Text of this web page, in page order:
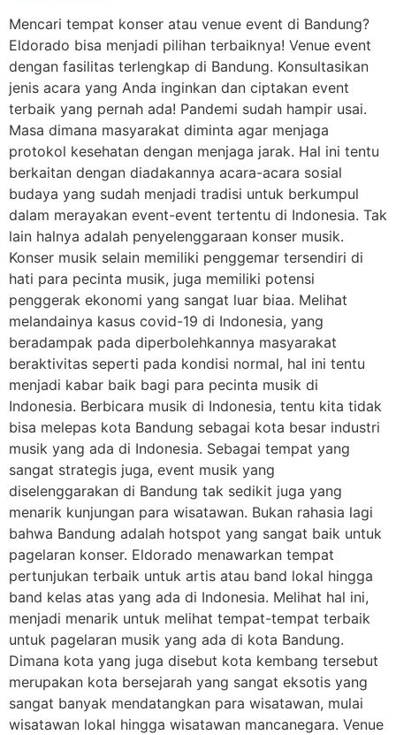
Mencari tempat konser atau venue event di Bandung?
Eldorado bisa menjadi pilihan terbaiknya! Venue event
dengan fasilitas terlengkap di Bandung. Konsultasikan
jenis acara yang Anda inginkan dan ciptakan event
terbaik yang pernah ada! Pandemi sudah hampir usai.
Masa dimana masyarakat diminta agar menjaga
protokol kesehatan dengan menjaga jarak. Hal ini tentu
berkaitan dengan diadakannya acara-acara sosial
budaya yang sudah menjadi tradisi untuk berkumpul
dalam merayakan event-event tertentu di Indonesia. Tak
lain halnya adalah penyelenggaraan konser musik.
Konser musik selain memiliki penggemar tersendiri di
hati para pecinta musik, juga memiliki potensi
penggerak ekonomi yang sangat luar biaa. Melihat
melandainya kasus covid-19 di Indonesia, yang
beradampak pada diperbolehkannya masyarakat
beraktivitas seperti pada kondisi normal, hal ini tentu
menjadi kabar baik bagi para pecinta musik di
Indonesia. Berbicara musik di Indonesia, tentu kita tidak
bisa melepas kota Bandung sebagai kota besar industri
musik yang ada di Indonesia. Sebagai tempat yang
sangat strategis juga, event musik yang
diselenggarakan di Bandung tak sedikit juga yang
menarik kunjungan para wisatawan. Bukan rahasia lagi
bahwa Bandung adalah hotspot yang sangat baik untuk
pagelaran konser. Eldorado menawarkan tempat
pertunjukan terbaik untuk artis atau band lokal hingga
band kelas atas yang ada di Indonesia. Melihat hal ini,
menjadi menarik untuk melihat tempat-tempat terbaik
untuk pagelaran musik yang ada di kota Bandung.
Dimana kota yang juga disebut kota kembang tersebut
merupakan kota bersejarah yang sangat eksotis yang
sangat banyak mendatangkan para wisatawan, mulai
wisatawan lokal hingga wisatawan mancanegara. Venue